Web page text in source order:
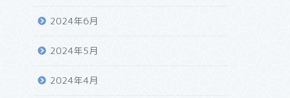
2024年6月
2024年5月
2024年4月